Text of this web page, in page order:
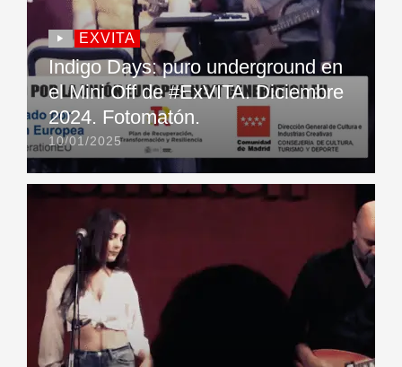
EXVITA
Indigo Days: puro underground en
el Mini Off de #ExVITA. Diciembre
2024. Fotomatón.
10/01/2025